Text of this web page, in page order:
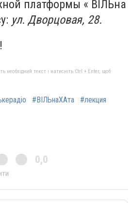
платформы « ВІЛЬна
ул. Дворцовая, 28.
необхідний текст і натисніть Ctrl + Enter, щоб
#ВІЛЬнаХАта #лекция
0,0